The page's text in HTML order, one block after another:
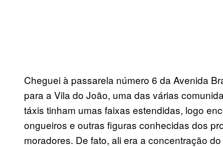
Cheguei à passarela número 6 da Avenida
para a Vila do João, uma das várias
táxis tinham umas faixas estendidas, logo
ongueiros e outras figuras conhecidas dos
moradores. De fato, ali era a concentração